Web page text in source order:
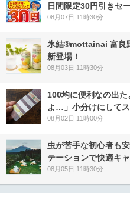
日間限定30円引きセ
08月07日 11時30分
氷結®mottainai 富良
新登場！
08月03日 11時30分
100均に便利なの出
よ…」小分けにして
08月02日 11時00分
虫が苦手な初心者も
テーションで快適キ
08月05日 11時30分